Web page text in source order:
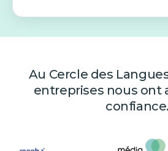
Au Cercle des
entreprises nous ont
confiance.